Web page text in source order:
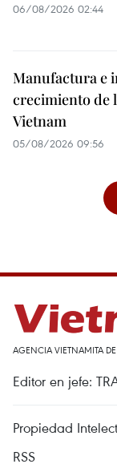
06/08/2026 02:44
Manufactura e
crecimiento de
Vietnam
05/08/2026 09:56
AGENCIA VIETNAMITA
Editor en jefe:
Propiedad
RSS